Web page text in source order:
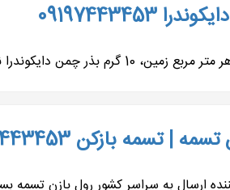
است. قبل از کاشت باید تمامی علف‌های هرز،...
بازکن 09197443453